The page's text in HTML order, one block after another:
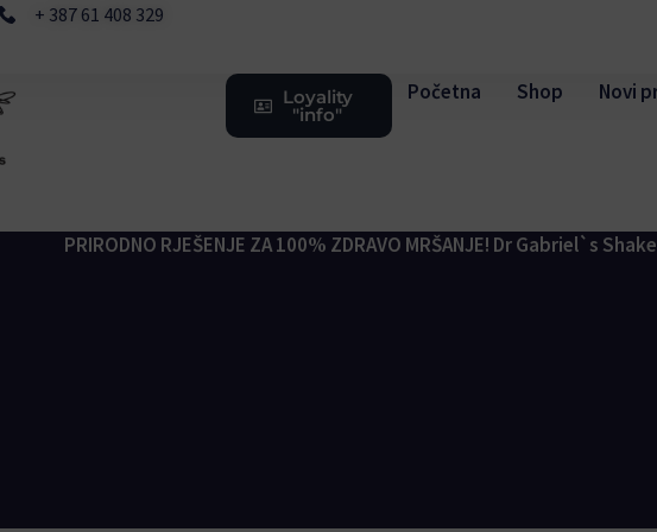
+ 387 61 408 329
Loyality
"info"
Početna Shop Novi
PRIRODNO RJEŠENJE ZA 100% ZDRAVO MRŠANJE! Dr Gabriel`s